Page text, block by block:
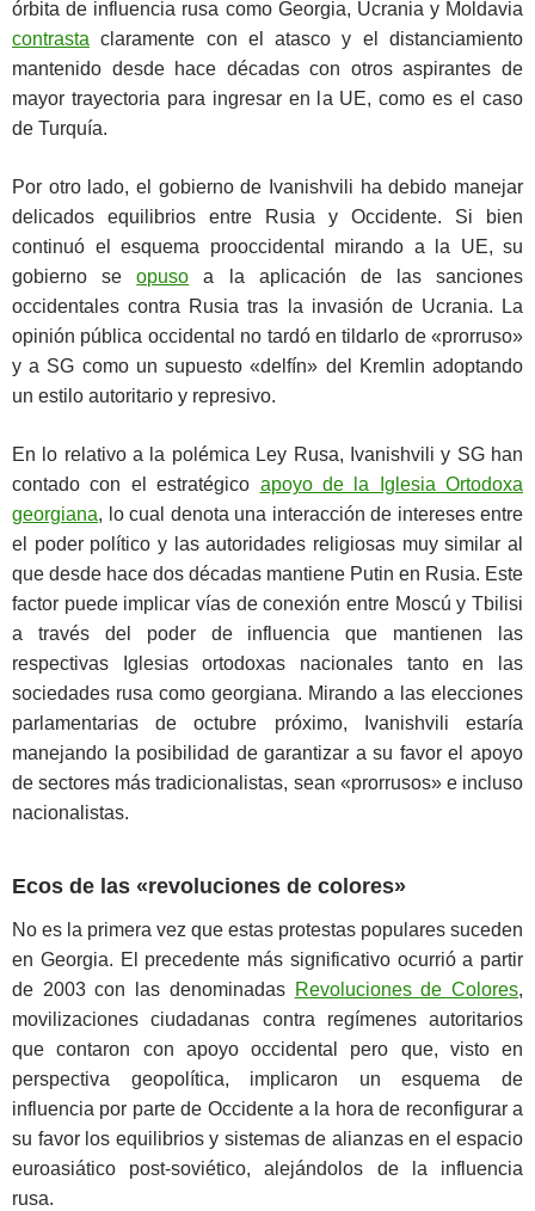
órbita de influencia rusa como Georgia, Ucrania y Moldavia
contrasta claramente con el atasco y el distanciamiento
mantenido desde hace décadas con otros aspirantes de
mayor trayectoria para ingresar en la UE, como es el caso
de Turquía.
Por otro lado, el gobierno de Ivanishvili ha debido manejar
delicados equilibrios entre Rusia y Occidente. Si bien
continuó el esquema prooccidental mirando a la UE, su
gobierno seopuso a la aplicación de las sanciones
occidentales contra Rusia tras la invasión de Ucrania. La
opinión pública occidental no tardó en tildarlo de «prorruso»
y a SG como un supuesto «delfín» del Kremlin adoptando
un estilo autoritario y represivo.
En lo relativo a la polémica Ley Rusa, Ivanishvili y SG han
contado con el estratégico apoyo de la Iglesia Ortodoxa
georgiana, lo cual denota una interacción de intereses entre
el poder político y las autoridades religiosas muy similar al
que desde hace dos décadas mantiene Putin en Rusia. Este
factor puede implicar vías de conexión entre Moscú y Tbilisi
a través del poder de influencia que mantienen las
respectivas Iglesias ortodoxas nacionales tanto en las
sociedades rusa como georgiana. Mirando a las elecciones
parlamentarias de octubre próximo, Ivanishvili estaría
manejando la posibilidad de garantizar a su favor el apoyo
de sectores más tradicionalistas, sean «prorrusos» e incluso
nacionalistas.
Ecos de las «revoluciones de colores»
No es la primera vez que estas protestas populares suceden
en Georgia. El precedente más significativo ocurrió a partir
de 2003 con las denominadas Revoluciones de Colores,
movilizaciones ciudadanas contra regímenes autoritarios
que contaron con apoyo occidental pero que, visto en
perspectiva geopolítica, implicaron un esquema de
influencia por parte de Occidente a la hora de reconfigurar a
su favor los equilibrios y sistemas de alianzas en el espacio
euroasiático post-soviético, alejándolos de la influencia
rusa.